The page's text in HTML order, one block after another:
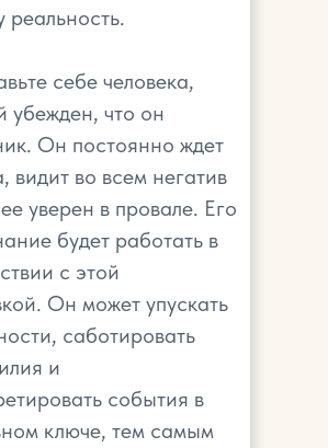
реальность.
себе человека,
убежден, что он
Он постоянно ждет
видит во всем негатив
уверен в провале. Его
будет работать в
с этой
Он может упускать
саботировать
и
события в
ключе, тем самым